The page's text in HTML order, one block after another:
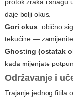
protok zraka i snagu
daje bolji okus.
Gori okus: obično
tekućine —
Ghosting (ostatak
kada mijenjate
Održavanje i
Trajanje jednog fitila